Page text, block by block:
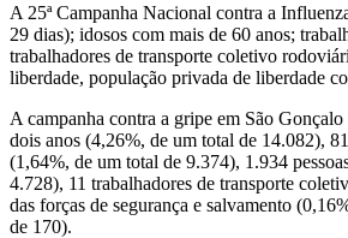
A 25ª Campanha Nacional contra a
29 dias); idosos com mais de 60 anos;
trabalhadores de transporte coletivo
liberdade, população privada de liberdade
A campanha contra a gripe em São
dois anos (4,26%, de um total de 14.082),
(1,64%, de um total de 9.374), 1.934
4.728), 11 trabalhadores de transporte
das forças de segurança e salvamento
de 170).